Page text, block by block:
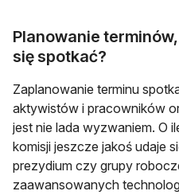
Planowanie
się spotkać?
Zaplanowanie terminu
aktywistów i pracowników
jest nie lada wyzwaniem. O
komisji jeszcze jakoś udaje
prezydium czy grupy
zaawansowanych